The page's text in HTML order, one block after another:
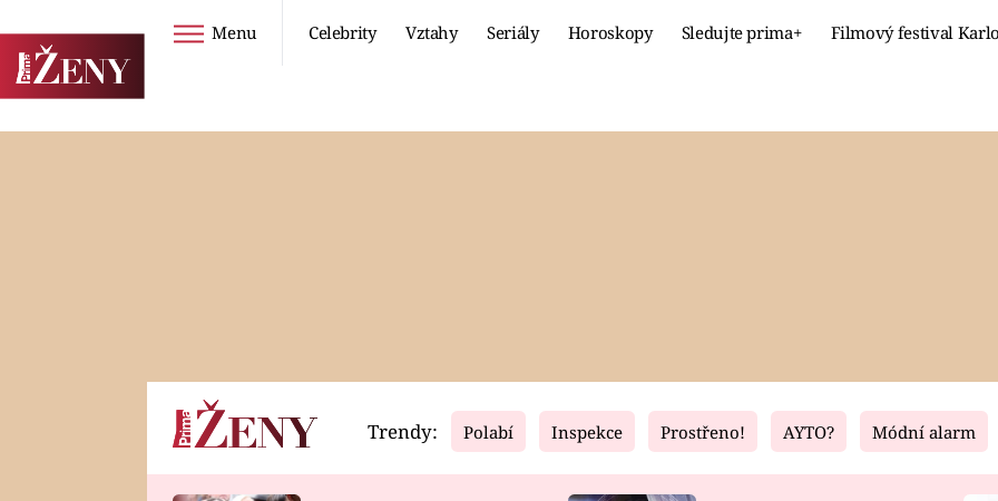
Menu Celebrity Vztahy Seriály Horoskopy Sledujte prima+ Filmový festival
Horoskopy Video Fresh Living
Trendy: Polabí Inspekce Prostřeno! AYTO? Módní alarm